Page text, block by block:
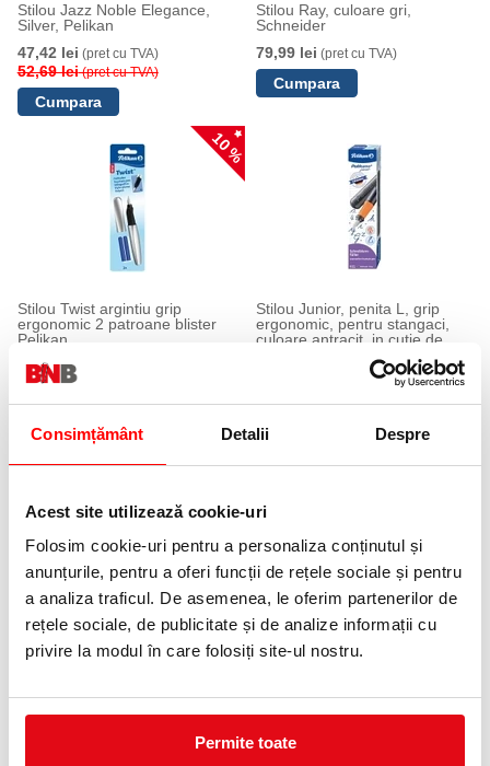
Consimțământ Detalii Despre
Acest site utilizează cookie-uri
Folosim cookie-uri pentru a personaliza conținutul și
anunțurile, pentru a oferi funcții de rețele sociale și pentru
a analiza traficul. De asemenea, le oferim partenerilor de
rețele sociale, de publicitate și de analize informații cu
privire la modul în care folosiți site-ul nostru.
Permite toate
Stilou Jazz Noble Elegance,
Silver, Pelikan
47,42 lei (pret cu TVA)
52,69 lei(pret cu TVA)
Stilou Ray, culoare gri,
Schneider
79,99 lei (pret cu TVA)
10 %
Stilou Twist argintiu grip
ergonomic 2 patroane blister
Pelikan
41,88 lei
46,53 lei
Stilou Junior, penita L, grip
ergonomic, pentru stangaci,
culoare antracit, in cutie de
(pret cu TVA)
Stilou Twist Eco, gri, grip
ergonomic, patron cerneala
albastru, cutie carton, Pelikan
NOUTATI